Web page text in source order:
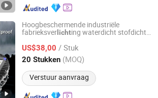
Hoogbeschermende industriële
fabrieksver lichting waterdicht stofdicht
verlichtingsarmatuur
US$38,00 / Stuk
20 Stukken (MOQ)
Verstuur aanvraag
Technology Co., Ltd.
Sinds 2026